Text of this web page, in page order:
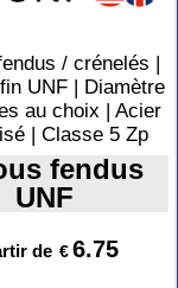
/ crénelés |
UNF | Diamètre
au choix | Acier
| Classe 5 Zp
fendus
UNF
de € 6.75